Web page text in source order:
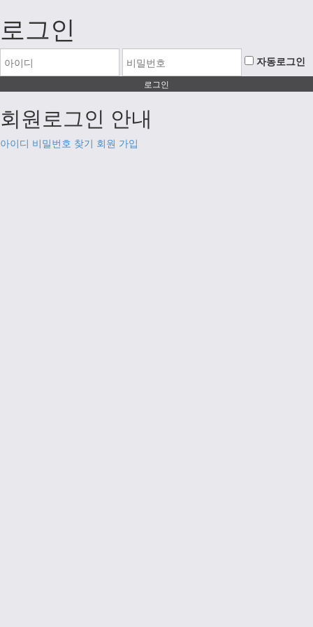
로그인
자동로그인
회원로그인 안내
아이디 비밀번호 찾기 회원 가입